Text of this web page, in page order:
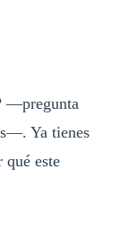
—pregunta
Ya tienes
qué este